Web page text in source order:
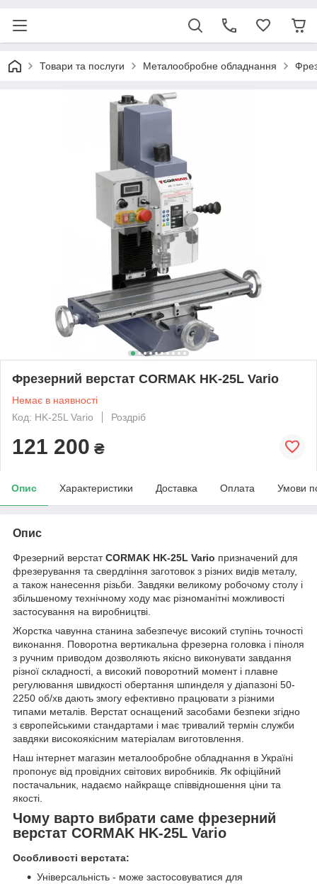
Товари та послуги Металообробне обладнання
Фрезерний верстат CORMAK HK-25L Vario
Немає в наявності
Код: HK-25L Vario
Роздріб
121 200 ₴
Опис Характеристики Доставка Оплата Умови
Опис
Фрезерний верстатCORMAK HK-25L Vario призначений для
фрезерування та свердління заготовок з різних видів металу,
а також нанесення різьби. Завдяки великому робочому столу і
збільшеному технічному ходу має різноманітні можливості
застосування на виробництві.
Жорстка чавунна станина забезпечує високий ступінь точності
виконання. Поворотна вертикальна фрезерна головка і піноля
з ручним приводом дозволяють якісно виконувати завдання
різної складності, а високий поворотний момент і плавне
регулювання швидкості обертання шпинделя у діапазоні 50-
2250 об/хв дають змогу ефективно працювати з різними
типами металів. Верстат оснащений засобами безпеки згідно
з європейськими стандартами і має тривалий термін служби
завдяки високоякісним матеріалам виготовлення.
Наш інтернет магазин металообробне обладнання в Україні
пропонує від провідних світових виробників. Як офіційний
постачальник, надаємо найкраще співвідношення ціни та
якості.
Чому варто вибрати саме фрезерний
верстат CORMAK HK-25L Vario
Особливості верстата:
Універсальність - може застосовуватися для